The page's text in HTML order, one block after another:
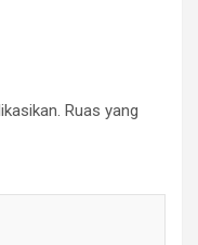
Ruas yang